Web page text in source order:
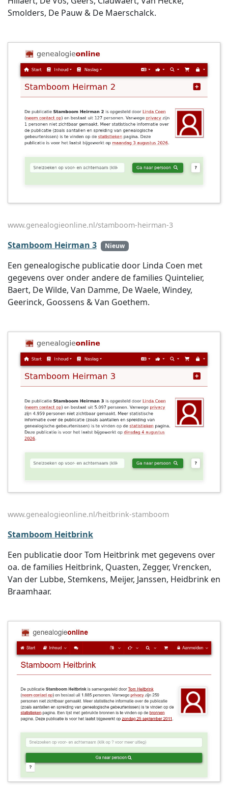
Smolders, De Pauw & De Maerschalck.
www.genealogieonline.nl/stamboom-heirman-3
Stamboom Heirman 3 Nieuw
Een genealogische publicatie door Linda Coen met
gegevens over onder andere de families Quintelier,
Baert, De Wilde, Van Damme, De Waele, Windey,
Geerinck, Goossens & Van Goethem.
www.genealogieonline.nl/heitbrink-stamboom
Stamboom Heitbrink
Een publicatie door Tom Heitbrink met gegevens over
oa. de families Heitbrink, Quasten, Zegger, Vrencken,
Van der Lubbe, Stemkens, Meijer, Janssen, Heidbrink en
Braamhaar.